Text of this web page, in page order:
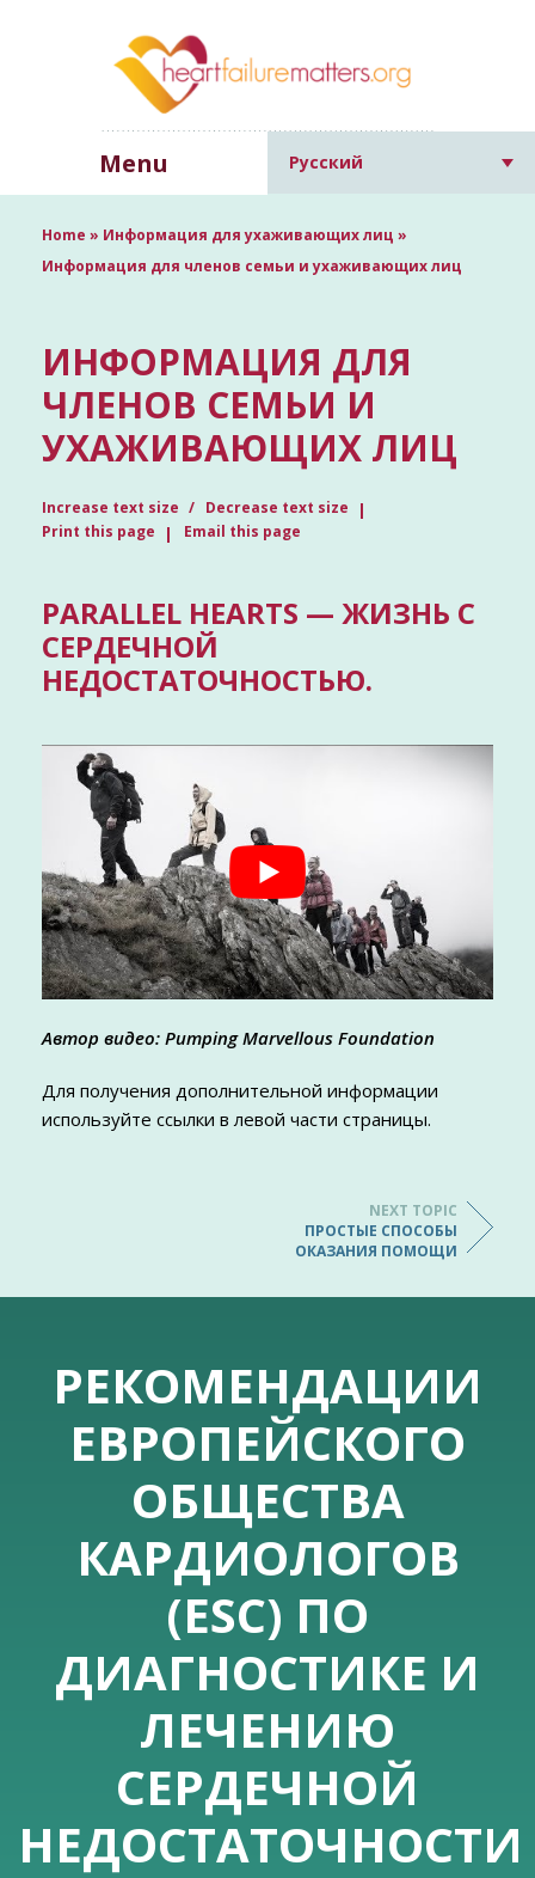
Menu Русский
Home » Информация для ухаживающих лиц »
Информация для членов семьи и ухаживающих лиц
ИНФОРМАЦИЯ ДЛЯ
ЧЛЕНОВ СЕМЬИ И
УХАЖИВАЮЩИХ ЛИЦ
Increase text size
Decrease text size
Print this page
Email this page
PARALLEL HEARTS — ЖИЗНЬ С
СЕРДЕЧНОЙ
НЕДОСТАТОЧНОСТЬЮ.
Автор видео: Pumping Marvellous Foundation
Для получения дополнительной информации
используйте ссылки в левой части страницы.
NEXT TOPIC
ПРОСТЫЕ СПОСОБЫ
ОКАЗАНИЯ ПОМОЩИ
РЕКОМЕНДАЦИИ
ЕВРОПЕЙСКОГО
ОБЩЕСТВА
КАРДИОЛОГОВ
(ESC) ПО
ДИАГНОСТИКЕ И
ЛЕЧЕНИЮ
СЕРДЕЧНОЙ
НЕДОСТАТОЧНОСТИ